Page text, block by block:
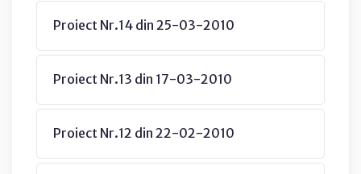
Proiect Nr.14 din 25-03-2010
Proiect Nr.13 din 17-03-2010
Proiect Nr.12 din 22-02-2010